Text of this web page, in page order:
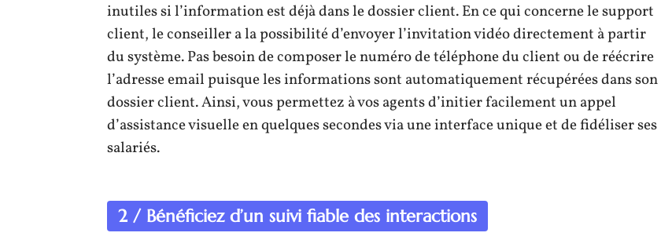
inutiles si l’information est déjà dans le dossier client. En ce qui concerne le support
client, le conseiller a la possibilité d’envoyer l’invitation vidéo directement à partir
du système. Pas besoin de composer le numéro de téléphone du client ou de réécrire
l’adresse email puisque les informations sont automatiquement récupérées dans son
dossier client. Ainsi, vous permettez à vos agents d’initier facilement un appel
d’assistance visuelle en quelques secondes via une interface unique et de fidéliser ses
salariés.
2 / Bénéficiez d’un suivi fiable des interactions